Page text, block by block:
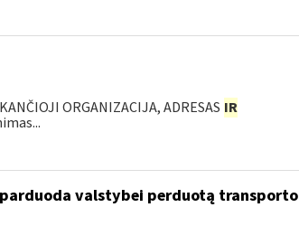
ORGANIZACIJA, ADRESAS IR
parduoda valstybei perduotą transporto